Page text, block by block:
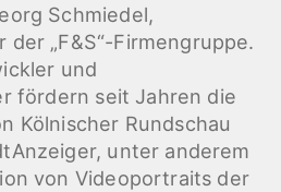
Schmiedel,
der „F&S“-Firmengruppe.
und
fördern seit Jahren die
Kölnischer Rundschau
unter anderem
von Videoportraits der